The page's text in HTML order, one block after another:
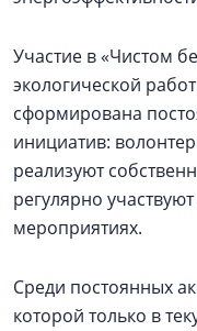
Участие в «Чистом
экологической
сформирована
инициатив:
реализуют
регулярно
мероприятиях.
Среди постоянных
которой только в